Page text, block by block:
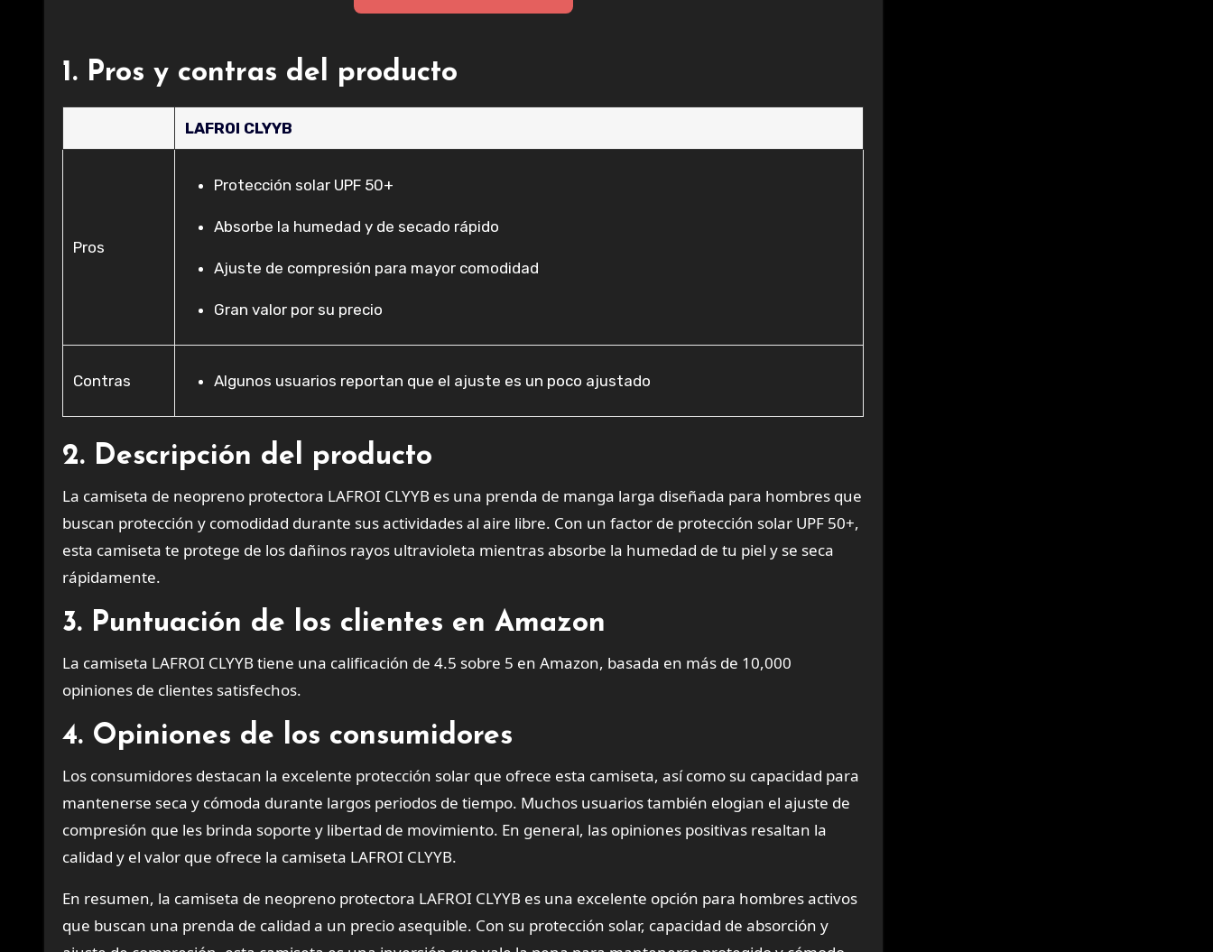
1. Pros y contras del producto
LAFROI CLYYB
Pros
Protección solar UPF 50+
Absorbe la humedad y de secado rápido
Ajuste de compresión para mayor comodidad
Gran valor por su precio
Contras Algunos usuarios reportan que el ajuste es un poco ajustado
2. Descripción del producto
La camiseta de neopreno protectora LAFROI CLYYB es una prenda de manga larga diseñada para hombres que
buscan protección y comodidad durante sus actividades al aire libre. Con un factor de protección solar UPF 50+,
esta camiseta te protege de los dañinos rayos ultravioleta mientras absorbe la humedad de tu piel y se seca
rápidamente.
3. Puntuación de los clientes en Amazon
La camiseta LAFROI CLYYB tiene una calificación de 4.5 sobre 5 en Amazon, basada en más de 10,000
opiniones de clientes satisfechos.
4. Opiniones de los consumidores
Los consumidores destacan la excelente protección solar que ofrece esta camiseta, así como su capacidad para
mantenerse seca y cómoda durante largos periodos de tiempo. Muchos usuarios también elogian el ajuste de
compresión que les brinda soporte y libertad de movimiento. En general, las opiniones positivas resaltan la
calidad y el valor que ofrece la camiseta LAFROI CLYYB.
En resumen, la camiseta de neopreno protectora LAFROI CLYYB es una excelente opción para hombres activos
que buscan una prenda de calidad a un precio asequible. Con su protección solar, capacidad de absorción y